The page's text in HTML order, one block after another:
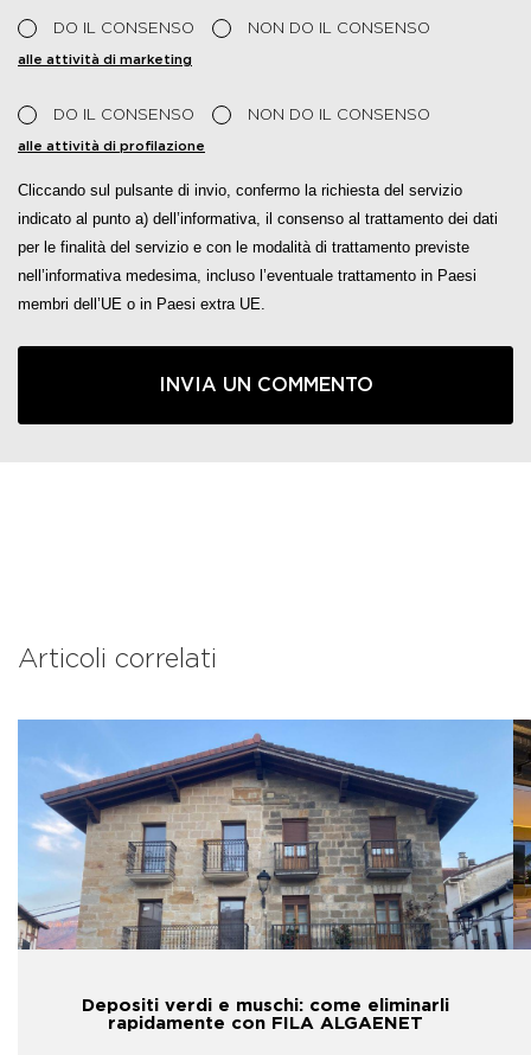
DO IL CONSENSO NON DO IL CONSENSO
alle attività di marketing
DO IL CONSENSO NON DO IL CONSENSO
alle attività di profilazione
Cliccando sul pulsante di invio, confermo la richiesta del servizio
indicato al punto a) dell’informativa, il consenso al trattamento dei dati
per le finalità del servizio e con le modalità di trattamento previste
nell’informativa medesima, incluso l’eventuale trattamento in Paesi
membri dell’UE o in Paesi extra UE.
Articoli correlati
Depositi verdi e muschi: come eliminarli
rapidamente con FILA ALGAENET